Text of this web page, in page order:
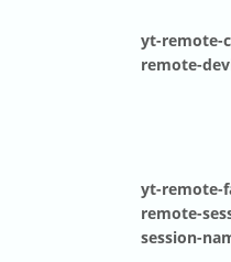
yt-remote-
remote-
yt-remote-
remote-
session-